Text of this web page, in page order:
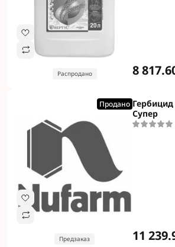
Распродано 8
Продано
Предзаказ
Супер
11